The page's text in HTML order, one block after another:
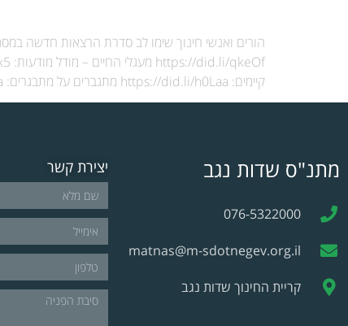
קיימים: https://did.li/h0Laa מתגברים על מתבגרים: https://did.li/3dMaa לפרטים נוספים : טל סיבוני מנהלת […]
מתנ"ס שדות נגב
076-5322000
matnas@m-sdotnegev.org.il
קריית החינוך שדות נגב
יצירת קשר